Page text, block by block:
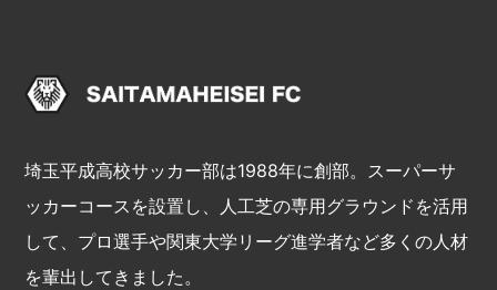
埼玉平成高校サッカー部は1988年に創部。スーパーサ
ッカーコースを設置し、人工芝の専用グラウンドを活用
して、プロ選手や関東大学リーグ進学者など多くの人材
を輩出してきました。